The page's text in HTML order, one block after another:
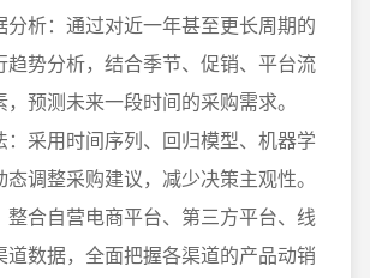
分析：通过对近一年甚至更长周期的
趋势分析，结合季节、促销、平台流
预测未来一段时间的采购需求。
：采用时间序列、回归模型、机器学
调整采购建议，减少决策主观性。
整合自营电商平台、第三方平台、线
道数据，全面把握各渠道的产品动销